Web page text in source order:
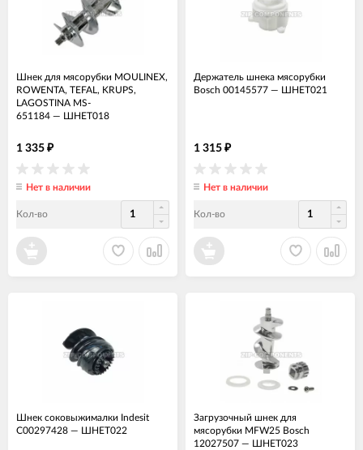
Шнек для мясорубки MOULINEX,
ROWENTA, TEFAL, KRUPS,
LAGOSTINA MS-
651184 — ШНЕТ018
1 335 ₽
Нет в наличии
Кол-во
Держатель шнека мясорубки
Bosch 00145577 — ШНЕТ021
1 315 ₽
Нет в наличии
Кол-во
Шнек соковыжималки Indesit
C00297428 — ШНЕТ022
Загрузочный шнек для
мясорубки MFW25 Bosch
12027507 — ШНЕТ023